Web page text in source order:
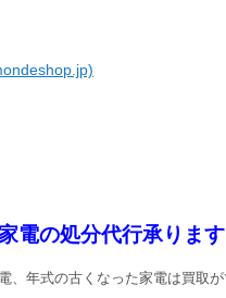
電の処分代行承りま
、年式の古くなった家電は買取